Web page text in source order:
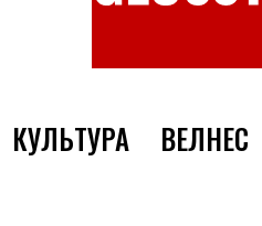
КУЛЬТУРА ВЕЛНЕС